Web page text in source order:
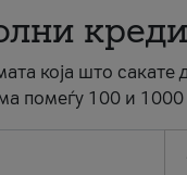
која што
помеѓу 100 и